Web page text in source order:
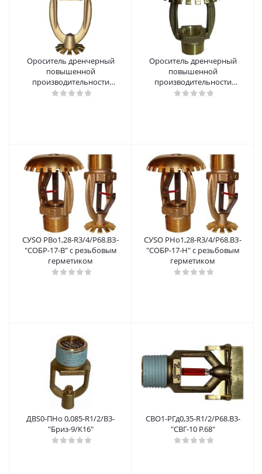
Ороситель дренчерный
повышенной
производительности
"СОБР-25-Н" "ДУSO РНо1,91-
Ороситель дренчерный
повышенной
производительности
"СОБР-17-В" ДУSO РВо1,28-
СУSO РВо1,28-R3/4/Р68.ВЗ-
"СОБР-17-В" с резьбовым
герметиком
СУSO РНо1,28-R3/4/Р68.ВЗ-
"СОБР-17-Н" с резьбовым
герметиком
ДВS0-ПНо 0,085-R1/2/В3-
"Бриз-9/К16"
СВО1-РГд0,35-R1/2/Р68.В3-
"СВГ-10 Р.68"